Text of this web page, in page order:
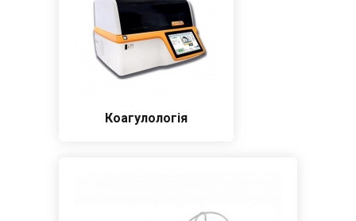
Коагулологія